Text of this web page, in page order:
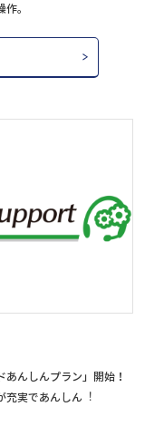
。
んしんプラン」開始！
充実であんしん︕